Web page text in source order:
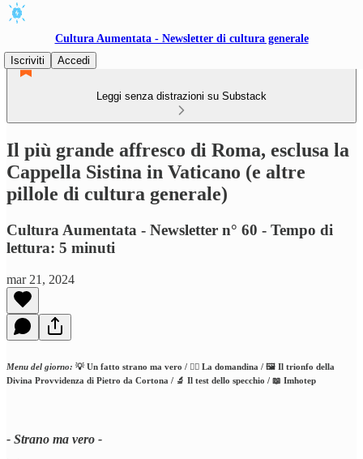
Cultura Aumentata - Newsletter di cultura generale
Iscriviti
Accedi
Leggi senza distrazioni su Substack
Il più grande affresco di Roma, esclusa la
Cappella Sistina in Vaticano (e altre
pillole di cultura generale)
Cultura Aumentata - Newsletter n° 60 - Tempo di
lettura: 5 minuti
mar 21, 2024
Menu del giorno: 💡 Un fatto strano ma vero / 🕵️‍♂️ La domandina / 🖼️ Il trionfo della
Divina Provvidenza di Pietro da Cortona / 🔬 Il test dello specchio / 📖 Imhotep
- Strano ma vero -